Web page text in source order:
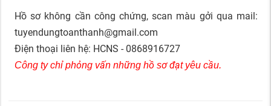
Hồ sơ không cần công chứng, scan màu gởi qua mail:
tuyendungtoanthanh@gmail.com
Điện thoại liên hệ: HCNS - 0868916727
Công ty chỉ phỏng vấn những hồ sơ đạt yêu cầu.